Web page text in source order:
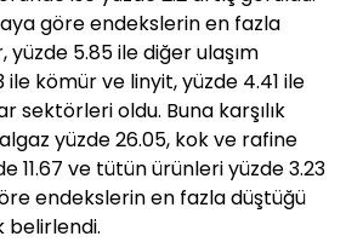
göre endekslerin en fazla
5.85 ile diğer ulaşım
ile kömür ve linyit, yüzde 4.41 ile
sektörleri oldu. Buna karşılık
yüzde 26.05, kok ve rafine
11.67 ve tütün ürünleri yüzde 3.23
endekslerin en fazla düştüğü